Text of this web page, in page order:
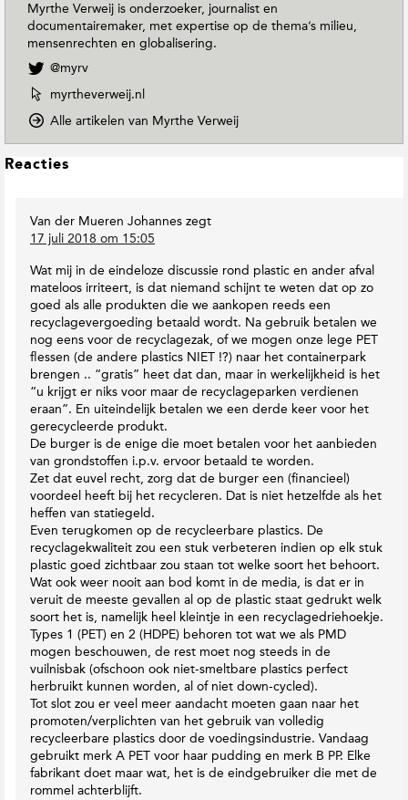
Myrthe Verweij is onderzoeker, journalist en
documentairemaker, met expertise op de thema’s milieu,
mensenrechten en globalisering.
V
l
g
r
e
V
r
w
e
i
j
o
p
T
w
i
t
e
r
@myrv
W
b
s
i
a
n
M
y
r
t
h
e
V
e
r
w
e
myrtheverweij.nl
Alle artikelen van Myrthe Verweijo
a
r
t
h
M
a
g
a
z
n
e
LReacties
Van der Mueren Johannes zegt
17 juli 2018 om 15:05
Wat mij in de eindeloze discussie rond plastic en ander afval
mateloos irriteert, is dat niemand schijnt te weten dat op zo
goed als alle produkten die we aankopen reeds een
recyclagevergoeding betaald wordt. Na gebruik betalen we
nog eens voor de recyclagezak, of we mogen onze lege PET
flessen (de andere plastics NIET !?) naar het containerpark
brengen .. “gratis” heet dat dan, maar in werkelijkheid is het
“u krijgt er niks voor maar de recyclageparken verdienen
eraan”. En uiteindelijk betalen we een derde keer voor het
gerecycleerde produkt.
De burger is de enige die moet betalen voor het aanbieden
van grondstoffen i.p.v. ervoor betaald te worden.
Zet dat euvel recht, zorg dat de burger een (financieel)
voordeel heeft bij het recycleren. Dat is niet hetzelfde als het
heffen van statiegeld.
Even terugkomen op de recycleerbare plastics. De
recyclagekwaliteit zou een stuk verbeteren indien op elk stuk
plastic goed zichtbaar zou staan tot welke soort het behoort.
Wat ook weer nooit aan bod komt in de media, is dat er in
veruit de meeste gevallen al op de plastic staat gedrukt welk
soort het is, namelijk heel kleintje in een recyclagedriehoekje.
Types 1 (PET) en 2 (HDPE) behoren tot wat we als PMD
mogen beschouwen, de rest moet nog steeds in de
vuilnisbak (ofschoon ook niet-smeltbare plastics perfect
herbruikt kunnen worden, al of niet down-cycled).
Tot slot zou er veel meer aandacht moeten gaan naar het
promoten/verplichten van het gebruik van volledig
recycleerbare plastics door de voedingsindustrie. Vandaag
gebruikt merk A PET voor haar pudding en merk B PP. Elke
fabrikant doet maar wat, het is de eindgebruiker die met de
rommel achterblijft.